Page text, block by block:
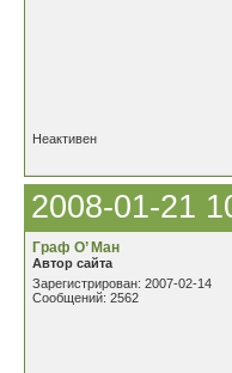
Неактивен
2008-01-21
Граф О’ Ман
Автор сайта
Зарегистрирован: 2007-02-14
Сообщений: 2562